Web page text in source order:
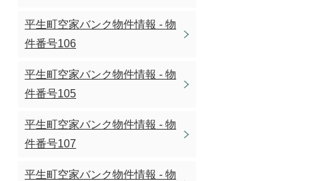
平生町空家バンク物件情報 - 物
件番号106
平生町空家バンク物件情報 - 物
件番号105
平生町空家バンク物件情報 - 物
件番号107
平生町空家バンク物件情報 - 物